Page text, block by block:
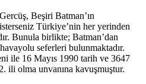
Beşiri Batman’ın
Türkiye’nin her yerinden
Bunula birlikte; Batman’dan
seferleri bulunmaktadır.
ile 16 Mayıs 1990 tarih ve 3647
ili olma unvanına kavuşmuştur.